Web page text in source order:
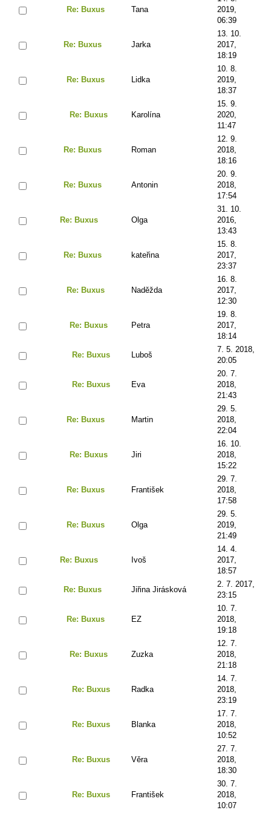
Re: Buxus Tana
2019,
06:39
Re: Buxus Jarka
13. 10.
2017,
18:19
Re: Buxus Lidka
10. 8.
2019,
18:37
Re: Buxus Karolína
15. 9.
2020,
11:47
Re: Buxus Roman
12. 9.
2018,
18:16
Re: Buxus Antonin
20. 9.
2018,
17:54
Re: Buxus Olga
31. 10.
2016,
13:43
Re: Buxus kateřina
15. 8.
2017,
23:37
Re: Buxus Naděžda
16. 8.
2017,
12:30
Re: Buxus Petra
19. 8.
2017,
18:14
Re: Buxus Luboš
7. 5. 2018,
20:05
Re: Buxus Eva
20. 7.
2018,
21:43
Re: Buxus Martin
29. 5.
2018,
22:04
Re: Buxus Jiri
16. 10.
2018,
15:22
Re: Buxus František
29. 7.
2018,
17:58
Re: Buxus Olga
29. 5.
2019,
21:49
Re: Buxus Ivoš
14. 4.
2017,
18:57
Re: Buxus Jiřina Jirásková
2. 7. 2017,
23:15
Re: Buxus EZ
10. 7.
2018,
19:18
Re: Buxus Zuzka
12. 7.
2018,
21:18
Re: Buxus Radka
14. 7.
2018,
23:19
Re: Buxus Blanka
17. 7.
2018,
10:52
Re: Buxus Věra
27. 7.
2018,
18:30
Re: Buxus František
30. 7.
2018,
10:07